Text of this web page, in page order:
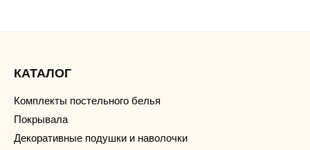
КАТАЛОГ
Комплекты постельного белья
Покрывала
Декоративные подушки и наволочки